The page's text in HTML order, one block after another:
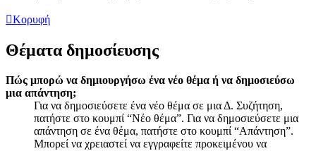
Κορυφή
Θέματα δημοσίευσης
Πώς μπορώ να δημιουργήσω ένα νέο θέμα ή να δημοσιεύσω
μια απάντηση;
Για να δημοσιεύσετε ένα νέο θέμα σε μια Δ. Συζήτηση,
πατήστε στο κουμπί “Νέο θέμα”. Για να δημοσιεύσετε μια
απάντηση σε ένα θέμα, πατήστε στο κουμπί “Απάντηση”.
Μπορεί να χρειαστεί να εγγραφείτε προκειμένου να